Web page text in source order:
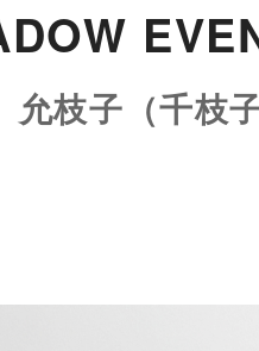
枝子（千枝子